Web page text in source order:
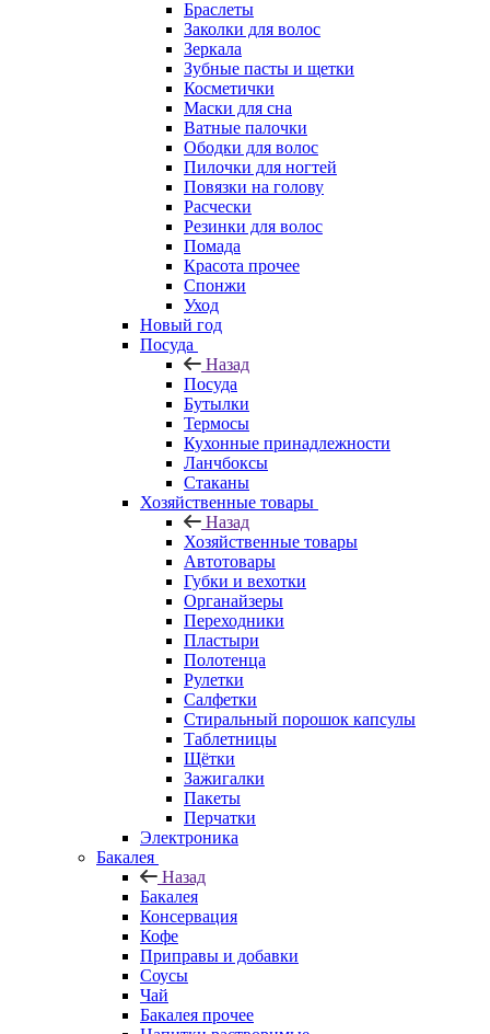
Браслеты
Заколки для волос
Зеркала
Зубные пасты и щетки
Косметички
Маски для сна
Ватные палочки
Ободки для волос
Пилочки для ногтей
Повязки на голову
Расчески
Резинки для волос
Помада
Красота прочее
Спонжи
Уход
Новый год
Посуда
Назад
Посуда
Бутылки
Термосы
Кухонные принадлежности
Ланчбоксы
Стаканы
Хозяйственные товары
Назад
Хозяйственные товары
Автотовары
Губки и вехотки
Органайзеры
Переходники
Пластыри
Полотенца
Рулетки
Салфетки
Стиральный порошок капсулы
Таблетницы
Щётки
Зажигалки
Пакеты
Перчатки
Электроника
Бакалея
Назад
Бакалея
Консервация
Кофе
Приправы и добавки
Соусы
Чай
Бакалея прочее